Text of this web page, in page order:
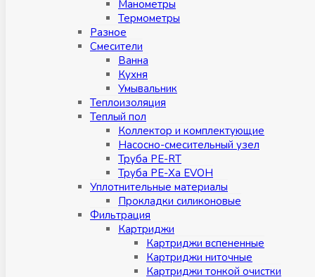
Манометры
Термометры
Разное
Смесители
Ванна
Кухня
Умывальник
Теплоизоляция
Теплый пол
Коллектор и комплектующие
Насосно-смесительный узел
Труба PE-RT
Труба PE-Xa EVOH
Уплотнительные материалы
Прокладки силиконовые
Фильтрация
Картриджи
Картриджи вспененные
Картриджи ниточные
Картриджи тонкой очистки